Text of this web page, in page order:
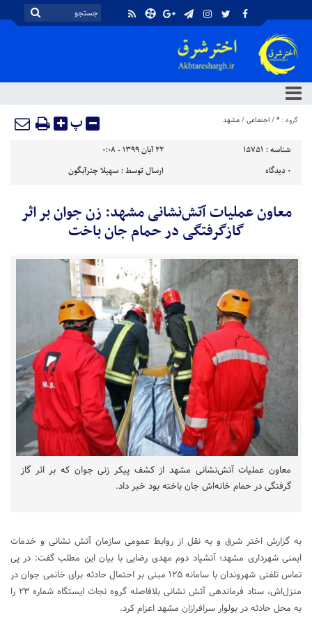
گروه : *
/اجتماعی/مشهد پ
شناسه : 15751
۲۲ آبان ۱۳۹۹ - ۰:۰۸
۰ دیدگاه ارسال توسط :سهیلا چترآبگون
معاون عملیات آتش‌نشانی مشهد: زن جوان بر اثر
گازگرفتگی در حمام جان باخت
معاون عملیات آتش‌نشانی مشهد از کشف پیکر زنی جوان که بر اثر گاز
گرفتگی در حمام خانه‌اش جان باخته بود خبر داد.
به گزارش اختر شرق و به نقل از روابط عمومی سازمان آتش نشانی و خدمات
ایمنی شهرداری مشهد؛ آتشپاد دوم مهدی رضایی با بیان این مطلب گفت: در پی
تماس تلفنی شهروندان با سامانه ۱۲۵ مبنی بر احتمال حادثه برای خانمی جوان در
منزل‌اش، ستاد فرماندهی آتش نشانی بلافاصله گروه نجات ایستگاه شماره ۲۳ را
به محل حادثه در بولوار سرافرازان مشهد اعزام کرد.